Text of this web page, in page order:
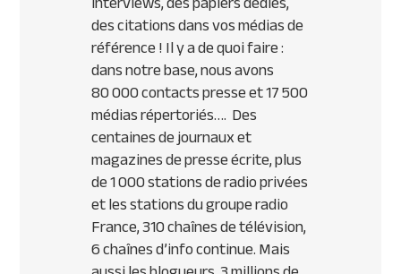
des citations dans vos médias de
référence ! Il y a de quoi faire :
dans notre base, nous avons
80 000 contacts presse et 17 500
médias répertoriés…. Des
centaines de journaux et
magazines de presse écrite, plus
de 1 000 stations de radio privées
et les stations du groupe radio
France, 310 chaînes de télévision,
6 chaînes d’info continue. Mais